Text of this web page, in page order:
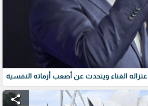
الغناء ويتحدث عن أصعب أزماته النفسية
share